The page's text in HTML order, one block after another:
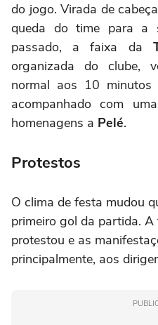
do jogo. Virada de
queda do time para a
passado, a faixa da
organizada do clube,
normal aos 10
acompanhado com
homenagens a Pelé.
Protestos
O clima de festa mudou
primeiro gol da partida.
protestou e as
principalmente, aos